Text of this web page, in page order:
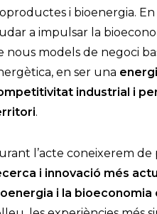
i bioenergia.
a impulsar la
nous models de negoci
en ser una
industrial i
.
l’acte coneixerem de
i innovació més
i la bioeconomia